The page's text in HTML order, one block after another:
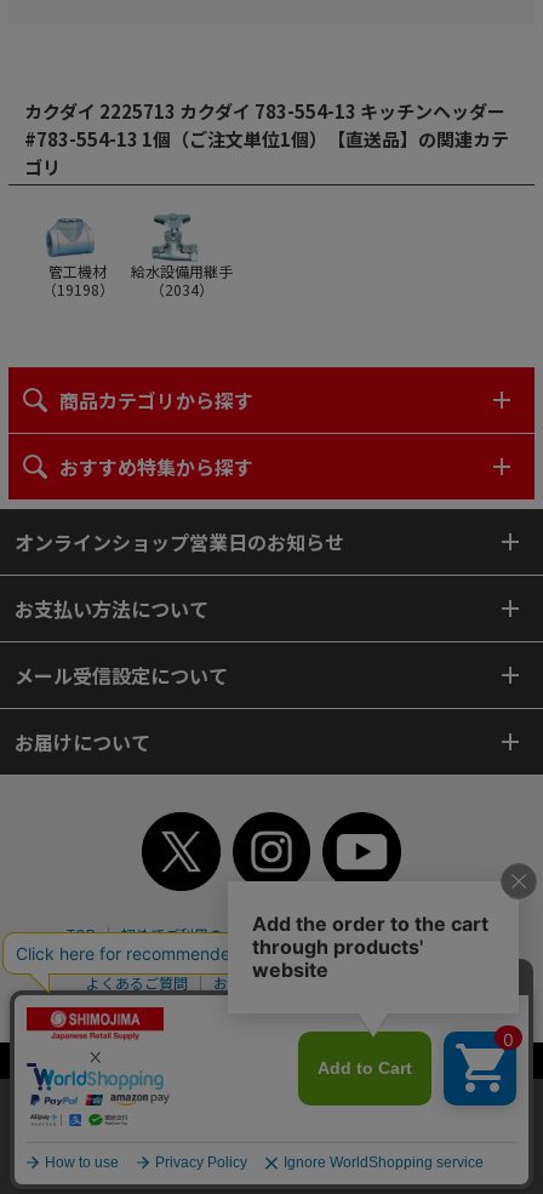
当サイトはクッキー（Cookie）を使用しています。Cookieの使用に同意いた
だける場合は「OK」をクリックしてください。
OK
カクダイ 2225713 カクダイ 783-554-13 キッチンヘッダー
#783-554-13 1個（ご注文単位1個）【直送品】の関連カテ
ゴリ
管工機材
（19198）
給水設備用継手
（2034）
商品カテゴリから探す
おすすめ特集から探す
オンラインショップ営業日のお知らせ
お支払い方法について
メール受信設定について
お届けについて
TOP 初めてご利用のお客様へ ご利用案内
ご利用規約
個人情報保護方針
特定商取引法
会社案内
よくあるご質問
お問い合わせ
ピンポイントサーチ
サイトマップ
Copyright© 2018 SHIMOJIMA Co.,Ltd. All Rights Reserved.